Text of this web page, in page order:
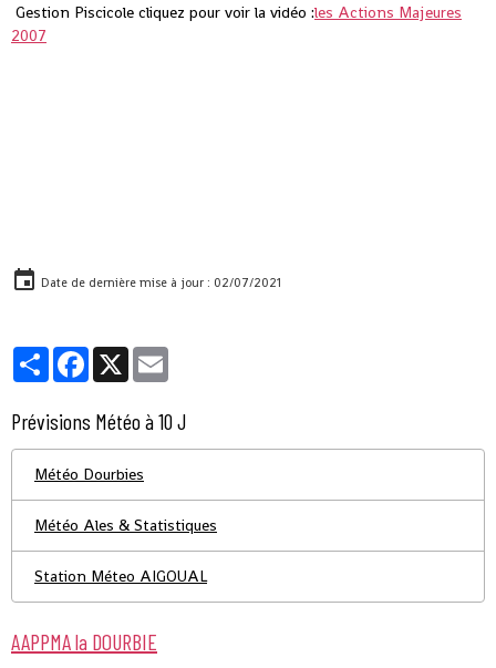
Gestion Piscicole cliquez pour voir la vidéo :les Actions Majeures
2007
Date de dernière mise à jour : 02/07/2021
PartagerFacebook
X
Prévisions Météo à 10 J
Météo Dourbies
Météo Ales & Statistiques
Station Méteo AIGOUAL
AAPPMA la DOURBIE